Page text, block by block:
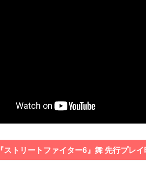
『ストリートファイター6』舞 先行プレ